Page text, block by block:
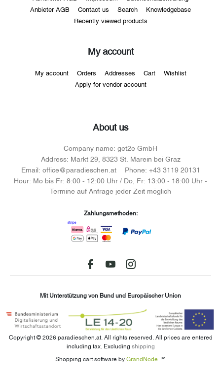
Anbieter AGB Contact us Search Knowledgebase
Recently viewed products
My account
My account Orders Addresses Cart Wishlist
Apply for vendor account
About us
Company name: get2e GmbH
Address: Markt 29, 8323 St. Marein bei Graz
Email: office@paradieschen.at Phone: +43 3119 20131
Hour: Mo bis Fr: 8:00 - 12:00 Uhr / Do, Fr: 13:00 - 18:00 Uhr -
Termine auf Anfrage jeder Zeit möglich
Zahlungsmethoden:
Mit Unterstützung von Bund und Europäischer Union
Copyright © 2026 paradieschen.at. All rights reserved. All prices are entered
including tax. Excluding shipping
Shopping cart software byGrandNode ™